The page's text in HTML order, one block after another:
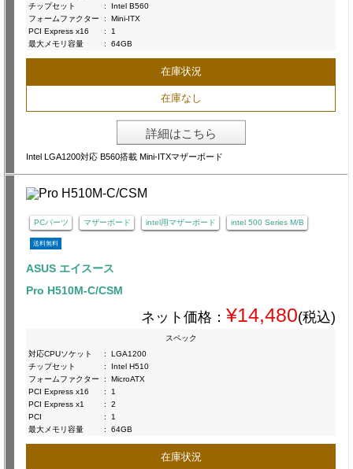
チップセット
:
Intel B560
フォームファクター
:
Mini-ITX
PCI Express x16
:
1
最大メモリ容量
: 64GB
在庫状況
在庫なし
詳細はこちら
Intel LGA1200対応 B560搭載 Mini-ITXマザーボード
PCパーツ マザーボード intel用マザーボード intel 500 Series M/B
送料無料
ASUS エイスース
Pro H510M-C/CSM
ネット価格： ¥14,480(税込)
スペック
対応CPUソケット
:
LGA1200
チップセット
:
Intel H510
フォームファクター
:
MicroATX
PCI Express x16
:
1
PCI Express x1
:
2
PCI
:
1
最大メモリ容量
: 64GB
在庫状況